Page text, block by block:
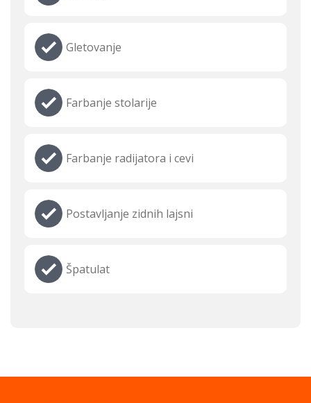
Gletovanje
Farbanje stolarije
Farbanje radijatora i cevi
Postavljanje zidnih lajsni
Špatulat